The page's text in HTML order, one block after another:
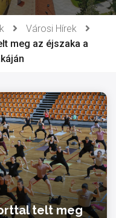
Városi Hírek
meg az éjszaka a
telt meg